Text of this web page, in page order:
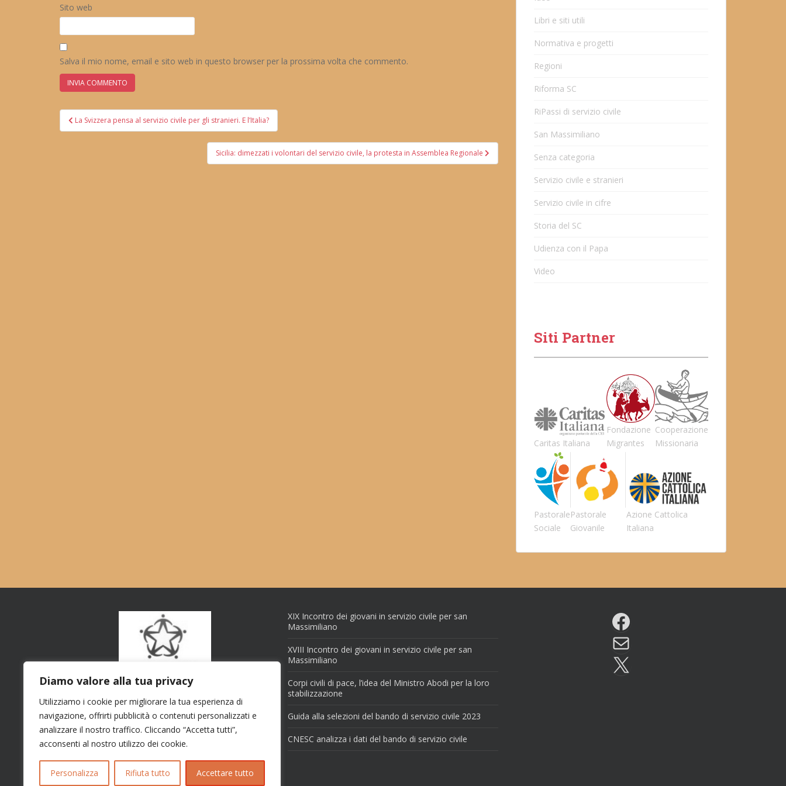
Diamo valore alla tua privacy
Utilizziamo i cookie per migliorare la tua esperienza di
navigazione, offrirti pubblicità o contenuti personalizzati e
analizzare il nostro traffico. Cliccando “Accetta tutti”,
acconsenti al nostro utilizzo dei cookie.
Personalizza Rifiuta tutto Accettare tutto
Sito web
Salva il mio nome, email e sito web in questo browser per la prossima volta che commento.
Navigazione
articoli
La Svizzera pensa al servizio civile per gli stranieri. E l’Italia?
Sicilia: dimezzati i volontari del servizio civile, la protesta in Assemblea Regionale
Libri e siti utili
Normativa e progetti
Regioni
Riforma SC
RiPassi di servizio civile
San Massimiliano
Senza categoria
Servizio civile e stranieri
Servizio civile in cifre
Storia del SC
Udienza con il Papa
Video
Siti Partner
Caritas Italiana
Fondazione
Migrantes
Cooperazione
Missionaria
Pastorale
Sociale
Pastorale
Giovanile
Azione Cattolica
Italiana
XIX Incontro dei giovani in servizio civile per san
Massimiliano
XVIII Incontro dei giovani in servizio civile per san
Massimiliano
Corpi civili di pace, l’idea del Ministro Abodi per la loro
stabilizzazione
Guida alla selezioni del bando di servizio civile 2023
CNESC analizza i dati del bando di servizio civile
Facebook
Email
X